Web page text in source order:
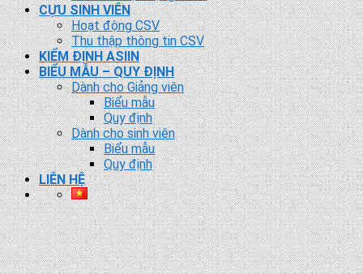
CỰU SINH VIÊN
Hoạt động CSV
Thu thập thông tin CSV
KIỂM ĐỊNH ASIIN
BIỂU MẪU – QUY ĐỊNH
Dành cho Giảng viên
Biểu mẫu
Quy định
Dành cho sinh viên
Biểu mẫu
Quy định
LIÊN HỆ